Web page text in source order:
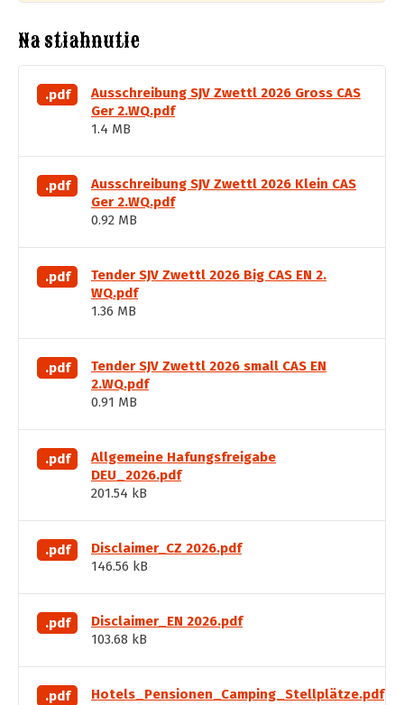
Na stiahnutie
.pdf
Ausschreibung SJV Zwettl 2026 Gross CAS
Ger 2.WQ.pdf
1.4 MB
.pdf
Ausschreibung SJV Zwettl 2026 Klein CAS
Ger 2.WQ.pdf
0.92 MB
.pdf
Tender SJV Zwettl 2026 Big CAS EN 2.
WQ.pdf
1.36 MB
.pdf
Tender SJV Zwettl 2026 small CAS EN
2.WQ.pdf
0.91 MB
.pdf
Allgemeine Hafungsfreigabe
DEU_2026.pdf
201.54 kB
.pdf
Disclaimer_CZ 2026.pdf
146.56 kB
.pdf
Disclaimer_EN 2026.pdf
103.68 kB
.pdf
Hotels_Pensionen_Camping_Stellplätze.pdf